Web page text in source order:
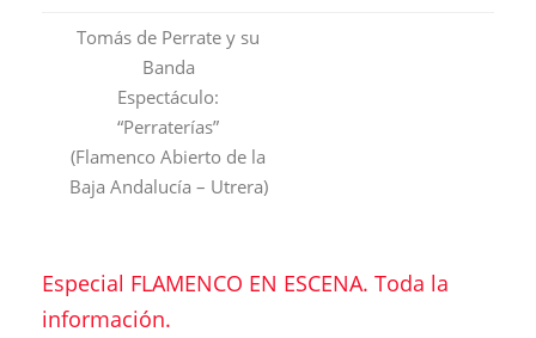
Tomás de Perrate y su
Banda
Espectáculo:
“Perraterías”
(Flamenco Abierto de la
Baja Andalucía – Utrera)
Especial FLAMENCO EN ESCENA. Toda la
información.